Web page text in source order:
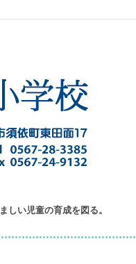
い児童の育成を図る。